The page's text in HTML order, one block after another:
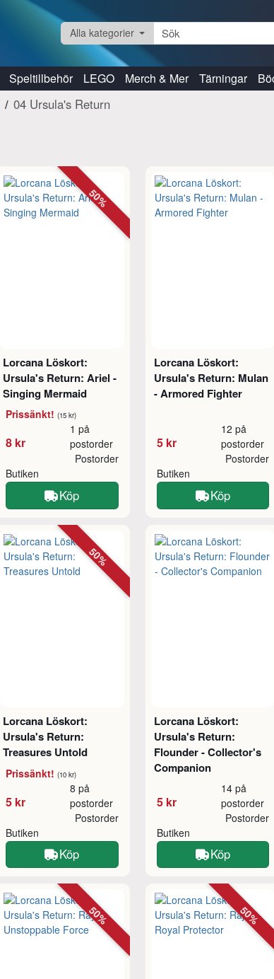
Alla kategorier
Speltillbehör LEGO Merch & Mer Tärningar
04 Ursula's Return
Lorcana Löskort:
Ursula's Return: Ariel -
Singing Mermaid
Prissänkt! (15 kr)
8 kr
1 på
postorder
Butiken
Postorder
Köp
50%
Lorcana Löskort:
Ursula's Return: Mulan
- Armored Fighter
5 kr
12 på
postorder
Butiken
Postorder
Köp
Lorcana Löskort:
Ursula's Return:
Treasures Untold
Prissänkt! (10 kr)
5 kr
8 på
postorder
Butiken
Postorder
Köp
50%
Lorcana Löskort:
Ursula's Return:
Flounder - Collector's
Companion
5 kr
14 på
postorder
Butiken
Postorder
Köp
50% 50%